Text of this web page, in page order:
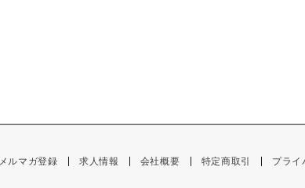
メルマガ登録 求人情報 会社概要 特定商取引 プライ